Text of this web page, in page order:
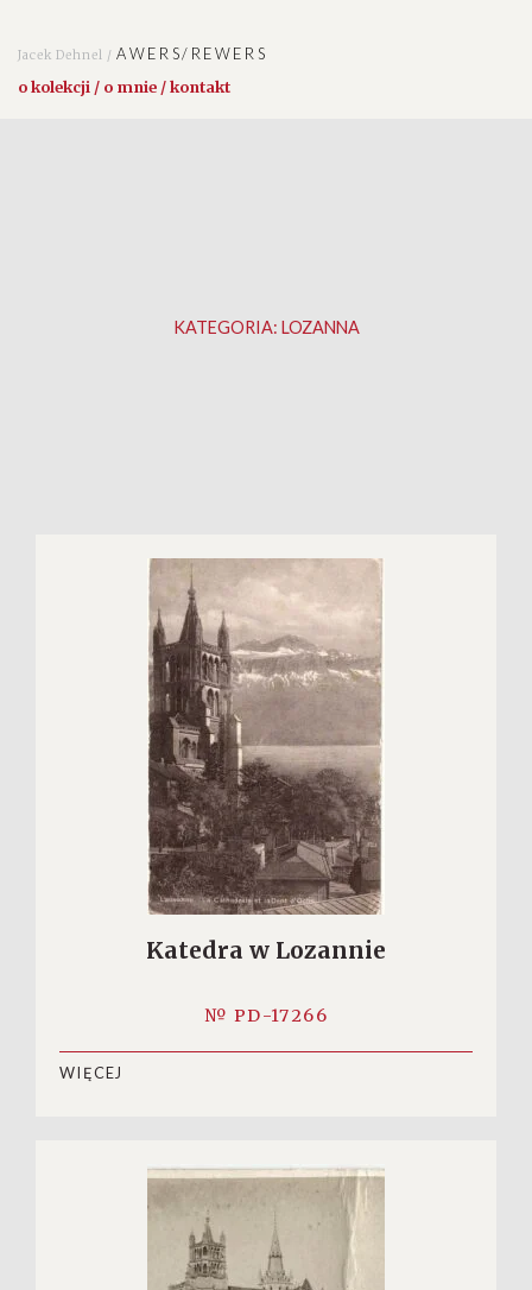
Jacek Dehnel /AWERS/REWERS
o kolekcji / o mnie / kontakt
KATEGORIA: LOZANNA
Katedra w Lozannie
№ PD-17266
WIĘCEJ